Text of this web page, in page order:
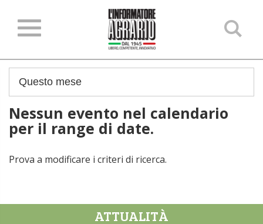
Nessun evento nel calendario
per il range di date.
Prova a modificare i criteri di ricerca.
ATTUALITÀ